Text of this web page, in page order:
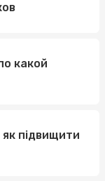
какой
підвищити